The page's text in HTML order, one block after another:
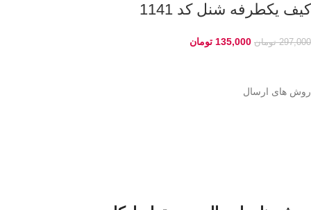
کیف یکطرفه شنل کد 1141
297,000 تومان 135,000 تومان
روش های ارسال